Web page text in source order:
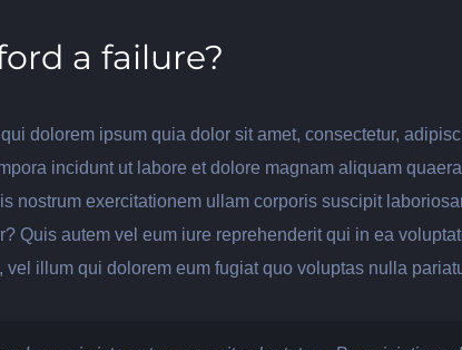
a failure?
dolorem ipsum quia dolor sit amet, consectetur,
incidunt ut labore et dolore magnam aliquam
nostrum exercitationem ullam corporis suscipit
Quis autem vel eum iure reprehenderit qui in ea
vel illum qui dolorem eum fugiat quo voluptas nulla